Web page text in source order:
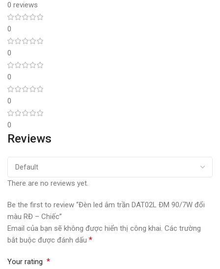
0 reviews
0
0
0
0
0
Reviews
There are no reviews yet.
Be the first to review “Đèn led âm trần DAT02L ĐM 90/7W đổi
màu RĐ – Chiếc”
Email của bạn sẽ không được hiển thị công khai. Các trường
bắt buộc được đánh dấu *
Your rating *